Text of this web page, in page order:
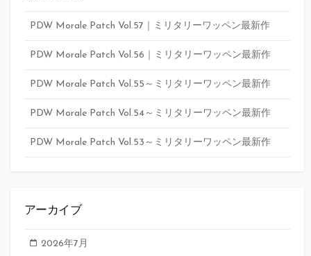
PDW Morale Patch Vol.57｜ミリタリーワッペン最新作
PDW Morale Patch Vol.56｜ミリタリーワッペン最新作
PDW Morale Patch Vol.55～ミリタリーワッペン最新作
PDW Morale Patch Vol.54～ミリタリーワッペン最新作
PDW Morale Patch Vol.53～ミリタリーワッペン最新作
アーカイブ
2026年7月